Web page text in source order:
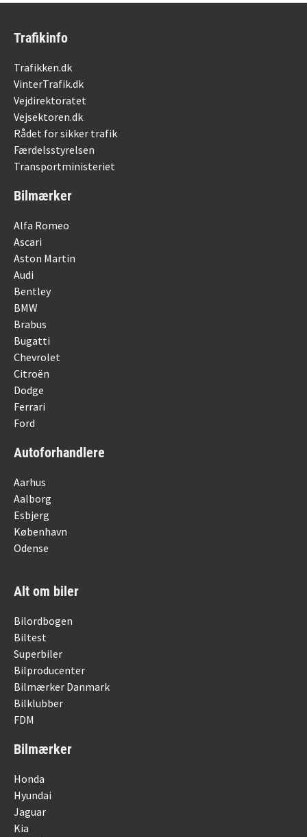
Trafikinfo
Trafikken.dk
VinterTrafik.dk
Vejdirektoratet
Vejsektoren.dk
Rådet for sikker trafik
Færdelsstyrelsen
Transportministeriet
Bilmærker
Alfa Romeo
Ascari
Aston Martin
Audi
Bentley
BMW
Brabus
Bugatti
Chevrolet
Citroën
Dodge
Ferrari
Ford
Autoforhandlere
Aarhus
Aalborg
Esbjerg
København
Odense
Alt om biler
Bilordbogen
Biltest
Superbiler
Bilproducenter
Bilmærker Danmark
Bilklubber
FDM
Bilmærker
Honda
Hyundai
Jaguar
Kia